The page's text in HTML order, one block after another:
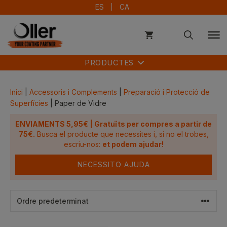
contingut
ES CA
PRODUCTES
Inici Accessoris i Complements
Preparació i Protecció de
Superfícies | Paper de Vidre
ENVIAMENTS 5,95€ | Gratuïts per compres a partir de
75€. Busca el producte que necessites i, si no el trobes,
escriu-nos: et podem ajudar!
NECESSITO AJUDA